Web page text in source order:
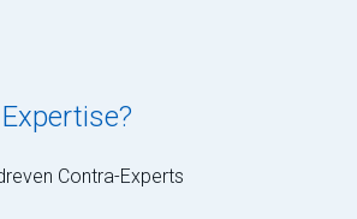
Contra-Experts